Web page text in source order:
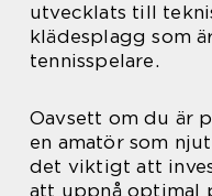
utvecklats till
klädesplagg som
tennisspelare.
Oavsett om du är
en amatör som
det viktigt att
att uppnå optimal